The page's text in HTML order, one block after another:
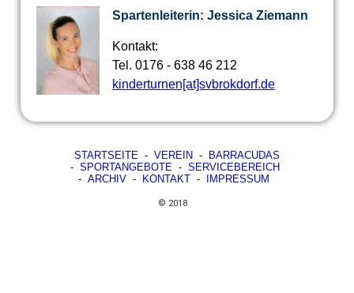
Spartenleiterin: Jessica Ziemann
Kontakt:
Tel. 0176 - 638 46 212
kinderturnen[at]svbrokdorf.de
STARTSEITE- VEREIN -
BARRACUDAS
-SPORTANGEBOTE -SERVICEBEREICH
- ARCHIV- KONTAKT- IMPRESSUM
© 2018